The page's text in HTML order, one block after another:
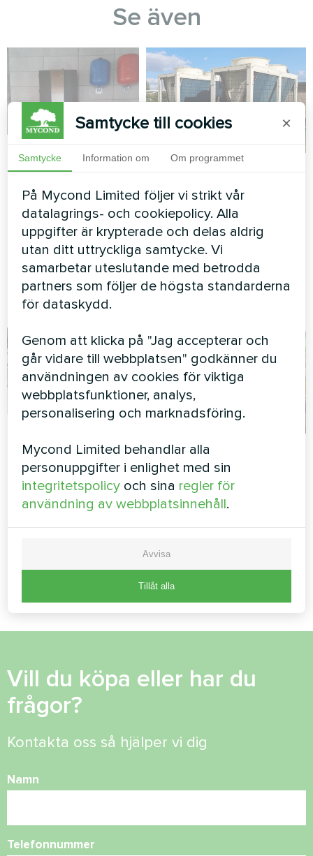
Se även
Lägenhet
Home Basic-serien
Produktionsanläggning
med Mycond modulär
värmepump
STANDARD MCU
MyCond modulär värmepump
STANDARD MCU ger robust
klimatkontroll för krävande
med Mycond Split
värmepumpar
BeeHeat-serien
Fabrik
Modulär värmepump MCU-serien
Vill du köpa eller har du
frågor?
Kontakta oss så hjälper vi dig
Namn
Telefonnummer
Samtycke till cookies ×
Samtycke Information om Om programmet
På Mycond Limited följer vi strikt vår
datalagrings- och cookiepolicy. Alla
uppgifter är krypterade och delas aldrig
utan ditt uttryckliga samtycke. Vi
samarbetar uteslutande med betrodda
partners som följer de högsta standarderna
för dataskydd.
Genom att klicka på "Jag accepterar och
går vidare till webbplatsen" godkänner du
användningen av cookies för viktiga
webbplatsfunktioner, analys,
personalisering och marknadsföring.
Mycond Limited behandlar alla
personuppgifter i enlighet med sin
integritetspolicy och sina regler för
användning av webbplatsinnehåll.
Avvisa
Tillåt alla